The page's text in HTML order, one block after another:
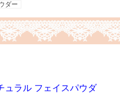
ダー
ュラル フェイスパウダ